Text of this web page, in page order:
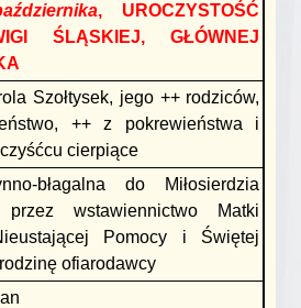
, UROCZYSTOŚĆ
ŚLĄSKIEJ, GŁÓWNEJ
Szołtysek, jego ++ rodziców,
++ z pokrewieństwa i
cierpiące
błagalna do Miłosierdzia
przez wstawiennictwo Matki
Pomocy i Świętej
ofiarodawcy